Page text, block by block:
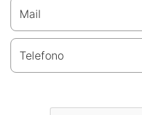
Mail
Telefono